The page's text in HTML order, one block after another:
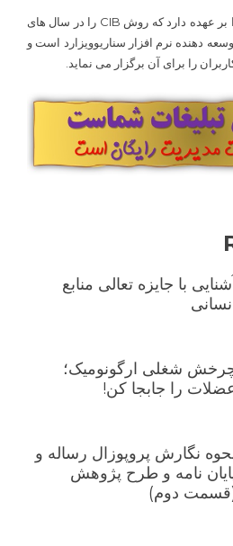
با
دکتر
ژیله
ایشان سرپرستی CIB-Lab را بر عهده دارد که روش CIB را در سال های
داد. او توسعه دهنده نرم افزار سناریوویزارد است و
را برای آن برگزار می نماید.
با جایزه تعالی منابع
شغلی ارگونومیک؛
را جابجا کن!
نگارش پروپوزال رساله و
نامه و طرح پژوهش
دوم)